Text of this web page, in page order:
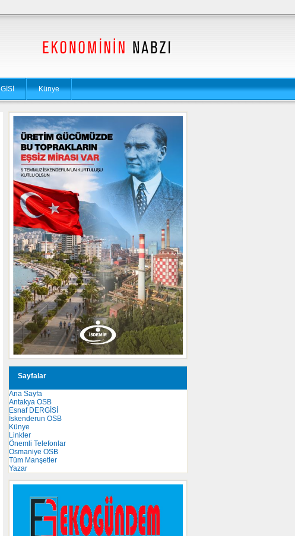
Künye
Sayfalar
Ana Sayfa
Antakya OSB
Esnaf DERGİSİ
İskenderun OSB
Künye
Linkler
Önemli Telefonlar
Osmaniye OSB
Tüm Manşetler
Yazar